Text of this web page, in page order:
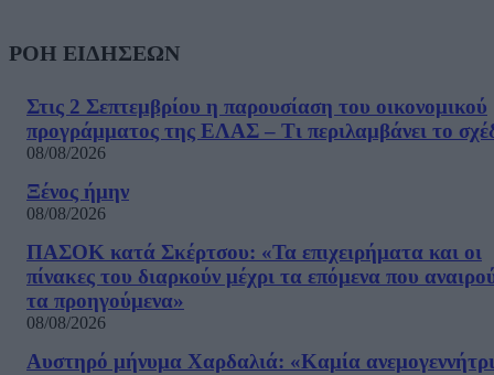
ΡΟΗ ΕΙΔΗΣΕΩΝ
Στις 2 Σεπτεμβρίου η παρουσίαση του οικονομικού
προγράμματος της ΕΛΑΣ – Τι περιλαμβάνει το
08/08/2026
Ξένος ήμην
08/08/2026
ΠΑΣΟΚ κατά Σκέρτσου: «Τα επιχειρήματα και οι
πίνακες του διαρκούν μέχρι τα επόμενα που
τα προηγούμενα»
08/08/2026
Αυστηρό μήνυμα Χαρδαλιά: «Καμία